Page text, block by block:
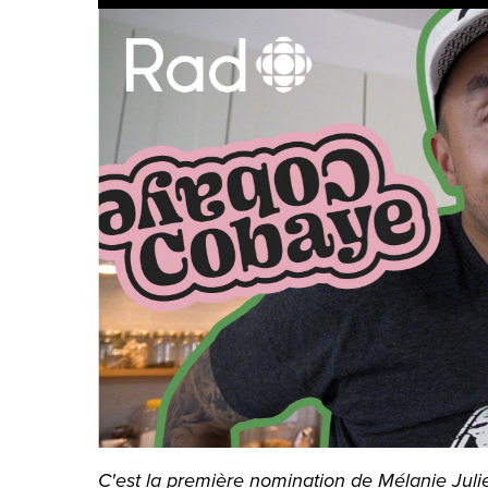
C'est la première nomination de Mélanie